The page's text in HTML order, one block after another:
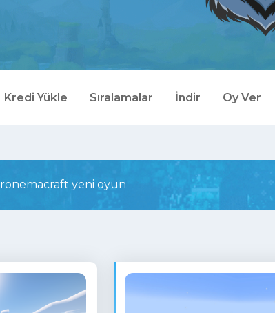
Kredi Yükle Sıralamalar İndir Oy Ver
ronemacraft yeni oyun